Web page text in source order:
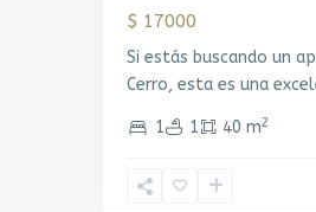
$ 17000
Si estás buscando un
Cerro, esta es una
1 1 40 m2